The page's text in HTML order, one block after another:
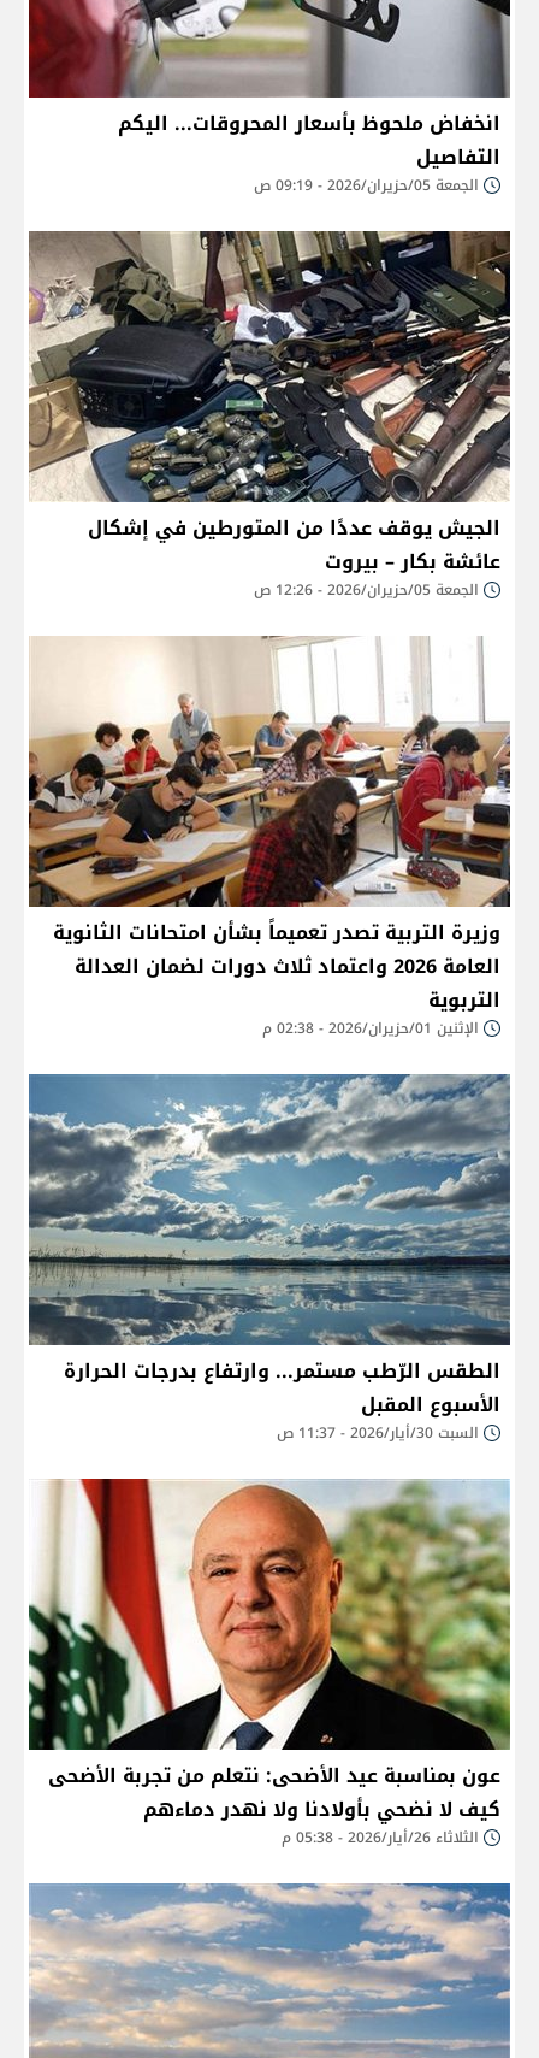
انخفاض ملحوظ بأسعار المحروقات... اليكم
التفاصيل
الجمعة 05/حزيران/2026 - 09:19 ص
الجيش يوقف عددًا من المتورطين في إشكال
عائشة بكار – بيروت
الجمعة 05/حزيران/2026 - 12:26 ص
وزيرة التربية تصدر تعميماً بشأن امتحانات الثانوية
العامة 2026 واعتماد ثلاث دورات لضمان العدالة
التربوية
الإثنين 01/حزيران/2026 - 02:38 م
الطقس الرّطب مستمر... وارتفاع بدرجات الحرارة
الأسبوع المقبل
السبت 30/أيار/2026 - 11:37 ص
عون بمناسبة عيد الأضحى: نتعلم من تجربة الأضحى
كيف لا نضحي بأولادنا ولا نهدر دماءهم
الثلاثاء 26/أيار/2026 - 05:38 م